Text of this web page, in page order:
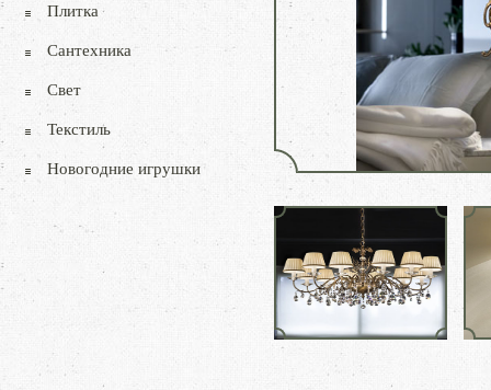
Плитка
Сантехника
Свет
Текстиль
Новогодние игрушки